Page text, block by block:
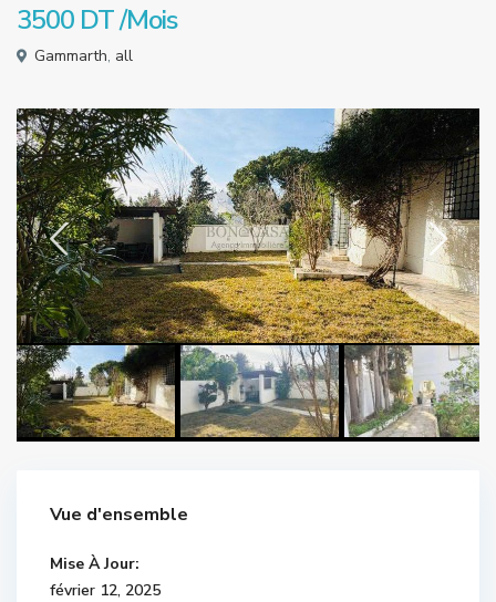
3500 DT/Mois
Gammarth, all
Vue d'ensemble
Mise À Jour:
février 12, 2025